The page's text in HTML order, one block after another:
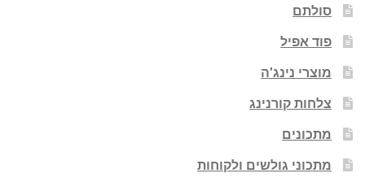
סולתם
פוד אפיל
מוצרי נינג'ה
צלחות קורנינג
מתכונים
מתכוני גולשים ולקוחות